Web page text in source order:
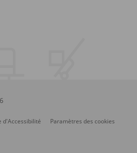
d'Accessibilité Paramètres des cookies